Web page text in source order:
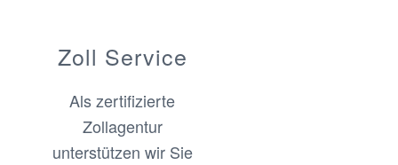
Zoll Service
Als zertifizierte
Zollagentur
unterstützen wir Sie